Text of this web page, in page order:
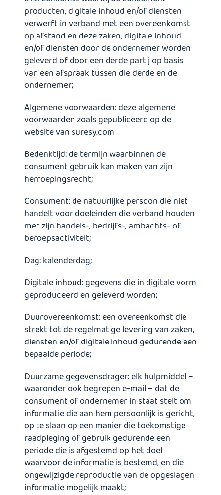
producten, digitale inhoud en/of diensten
verwerft in verband met een overeenkomst
op afstand en deze zaken, digitale inhoud
en/of diensten door de ondernemer worden
geleverd of door een derde partij op basis
van een afspraak tussen die derde en de
ondernemer;
Algemene voorwaarden: deze algemene
voorwaarden zoals gepubliceerd op de
website van suresy.com
Bedenktijd: de termijn waarbinnen de
consument gebruik kan maken van zijn
herroepingsrecht;
Consument: de natuurlijke persoon die niet
handelt voor doeleinden die verband houden
met zijn handels-, bedrijfs-, ambachts- of
beroepsactiviteit;
Dag: kalenderdag;
Digitale inhoud: gegevens die in digitale vorm
geproduceerd en geleverd worden;
Duurovereenkomst: een overeenkomst die
strekt tot de regelmatige levering van zaken,
diensten en/of digitale inhoud gedurende een
bepaalde periode;
Duurzame gegevensdrager: elk hulpmiddel –
waaronder ook begrepen e-mail – dat de
consument of ondernemer in staat stelt om
informatie die aan hem persoonlijk is gericht,
op te slaan op een manier die toekomstige
raadpleging of gebruik gedurende een
periode die is afgestemd op het doel
waarvoor de informatie is bestemd, en die
ongewijzigde reproductie van de opgeslagen
informatie mogelijk maakt;